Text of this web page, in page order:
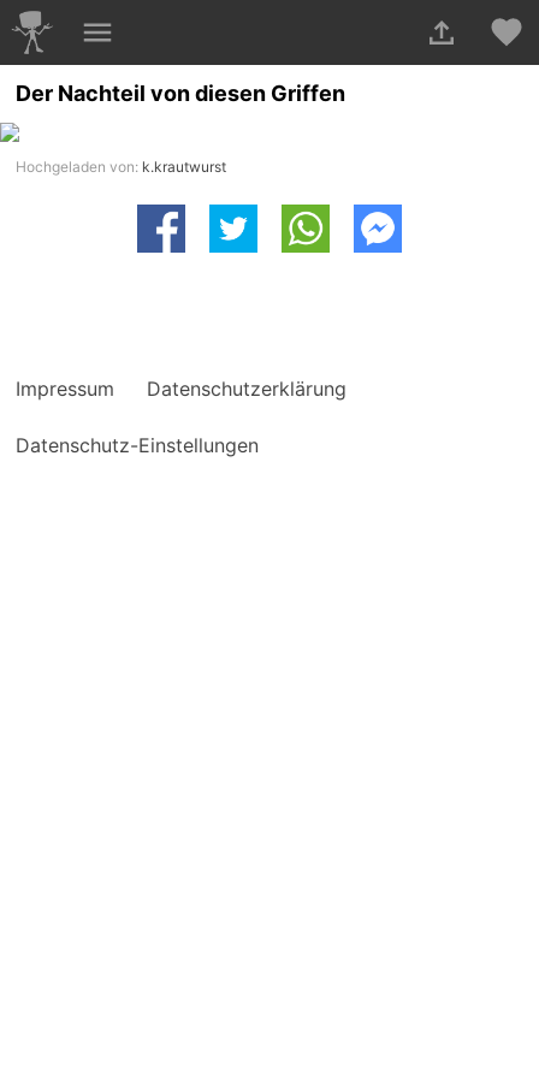
Der Nachteil von diesen Griffen
Hochgeladen von: k.krautwurst
Impressum Datenschutzerklärung
Datenschutz-Einstellungen